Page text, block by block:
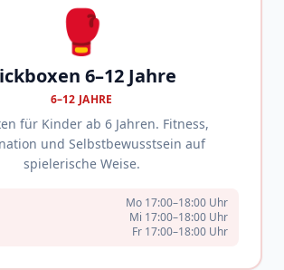
🥊
6–12 Jahre
6–12 JAHRE
für Kinder ab 6 Jahren. Fitness,
und Selbstbewusstsein auf
spielerische Weise.
Mo 17:00–18:00 Uhr
Mi 17:00–18:00 Uhr
Fr 17:00–18:00 Uhr